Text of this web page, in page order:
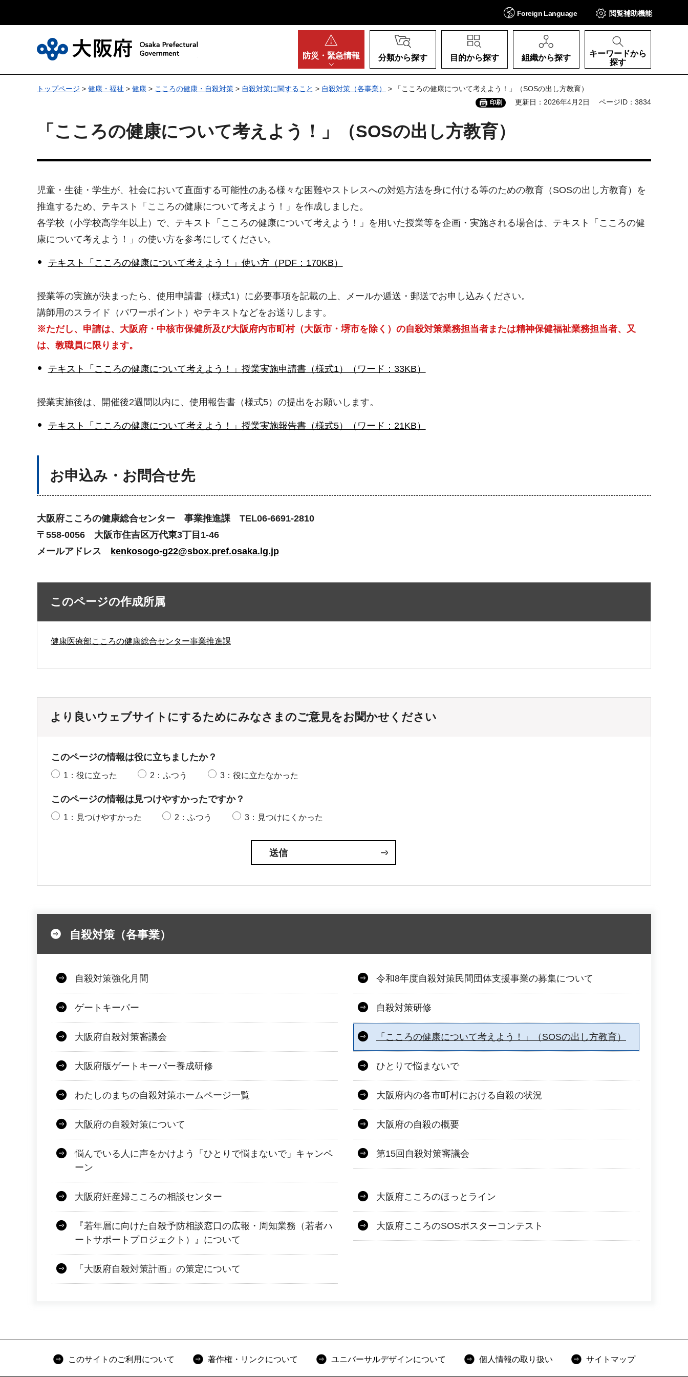
Foreign Language 閲覧補助機能
防災・ 緊急情報 分類から探す 目的から探す 組織から探す
キーワードから
探す
トップページ > 健康・福祉 > 健康 > こころの健康・自殺対策 > 自殺対策に関すること > 自殺対策（各事業） > 「こころの健康について考えよう！」（SOSの出し方教育）
印刷 更新日：2026年4月2日 ページID：3834
「こころの健康について考えよう！」（SOSの出し方教育）
児童・生徒・学生が、社会において直面する可能性のある様々な困難やストレスへの対処方法を身に付ける等のための教育（SOSの出し方教育）を
推進するため、テキスト「こころの健康について考えよう！」を作成しました。
各学校（小学校高学年以上）で、テキスト「こころの健康について考えよう！」を用いた授業等を企画・実施される場合は、テキスト「こころの健
康について考えよう！」の使い方を参考にしてください。
テキスト「こころの健康について考えよう！」使い方（PDF：170KB）
授業等の実施が決まったら、使用申請書（様式1）に必要事項を記載の上、メールか逓送・郵送でお申し込みください。
講師用のスライド（パワーポイント）やテキストなどをお送りします。
※ただし、申請は、大阪府・中核市保健所及び大阪府内市町村（大阪市・堺市を除く）の自殺対策業務担当者または精神保健福祉業務担当者、又
は、教職員に限ります。
テキスト「こころの健康について考えよう！」授業実施申請書（様式1）（ワード：33KB）
授業実施後は、開催後2週間以内に、使用報告書（様式5）の提出をお願いします。
テキスト「こころの健康について考えよう！」授業実施報告書（様式5）（ワード：21KB）
お申込み・お問合せ先
大阪府こころの健康総合センター 事業推進課 TEL06-6691-2810
〒558-0056 大阪市住吉区万代東3丁目1-46
メールアドレス kenkosogo-g22@sbox.pref.osaka.lg.jp
このページの作成所属
健康医療部こころの健康総合センター事業推進課
より良いウェブサイトにするためにみなさまのご意見をお聞かせください
このページの情報は役に立ちましたか？
1：役に立った 2：ふつう 3：役に立たなかった
このページの情報は見つけやすかったですか？
1：見つけやすかった 2：ふつう 3：見つけにくかった
自殺対策（各事業）
自殺対策強化月間 令和8年度自殺対策民間団体支援事業の募集について
ゲートキーパー 自殺対策研修
大阪府自殺対策審議会 「こころの健康について考えよう！」（SOSの出し方教育）
大阪府版ゲートキーパー養成研修 ひとりで悩まないで
わたしのまちの自殺対策ホームページ一覧 大阪府内の各市町村における自殺の状況
大阪府の自殺対策について 大阪府の自殺の概要
悩んでいる人に声をかけよう「ひとりで悩まないで」キャンペ
ーン
第15回自殺対策審議会
大阪府妊産婦こころの相談センター 大阪府こころのほっとライン
『若年層に向けた自殺予防相談窓口の広報・周知業務（若者ハ
ートサポートプロジェクト）』について
大阪府こころのSOSポスターコンテスト
「大阪府自殺対策計画」の策定について
このサイトのご利用について 著作権・リンクについて ユニバーサルデザインについて 個人情報の取り扱い サイトマップ